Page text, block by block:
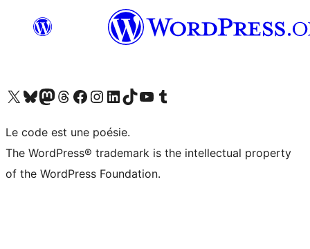
Visit our X (formerly Twitter) account
Visitez notre compte Bluesky
Visit our Mastodon account
Visitez notre compte Threads
Visit our Facebook page
Visit our Instagram account
Visit our LinkedIn account
Visitez notre compte TikTok
Visit our YouTube channel
Visitez notre compte Tumblr
Le code est une poésie.
The WordPress® trademark is the intellectual property
of the WordPress Foundation.